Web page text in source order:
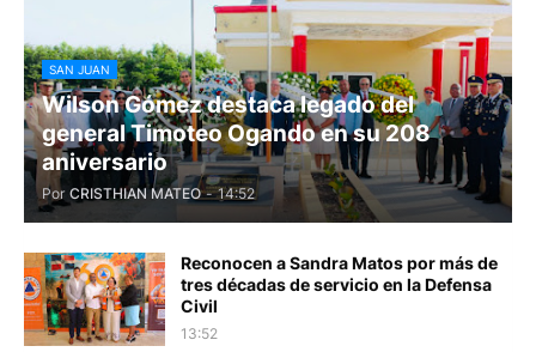
SAN JUAN
Wilson Gómez destaca legado del
general Timoteo Ogando en su 208
aniversario
Por CRISTHIAN MATEO - 14:52
Reconocen a Sandra Matos por más de
tres décadas de servicio en la Defensa
Civil
13:52